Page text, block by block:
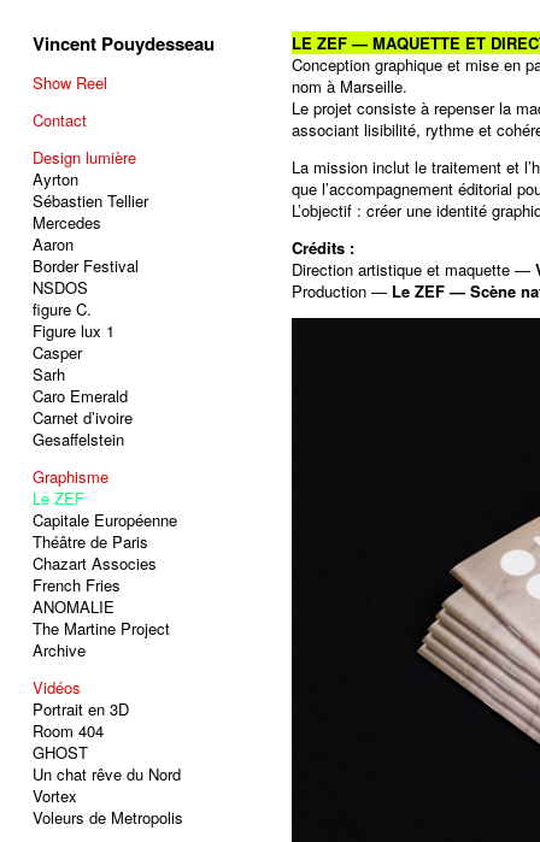
Vincent Pouydesseau
Show Reel
Contact
Design lumière
Ayrton
Sébastien Tellier
Mercedes
Aaron
Border Festival
NSDOS
figure C.
Figure lux 1
Casper
Sarh
Caro Emerald
Carnet d’ivoire
Gesaffelstein
Graphisme
Le ZEF
Capitale Européenne
Théâtre de Paris
Chazart Associes
French Fries
ANOMALIE
The Martine Project
Archive
Vidéos
Portrait en 3D
Room 404
GHOST
Un chat rêve du Nord
Vortex
Voleurs de Metropolis
LE ZEF — MAQUETTE ET
Conception graphique et mise en
nom à Marseille.
Le projet consiste à repenser la
associant lisibilité, rythme et
La mission inclut le traitement et
que l’accompagnement éditorial
L’objectif : créer une identité
Crédits :
Direction artistique et maquette —
Production — Le ZEF — Scène